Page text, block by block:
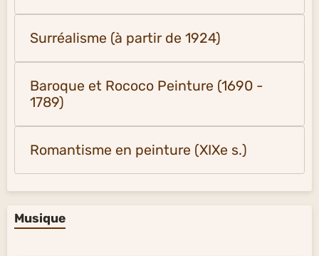
Surréalisme (à partir de 1924)
Baroque et Rococo Peinture (1690 -
1789)
Romantisme en peinture (XIXe s.)
Musique